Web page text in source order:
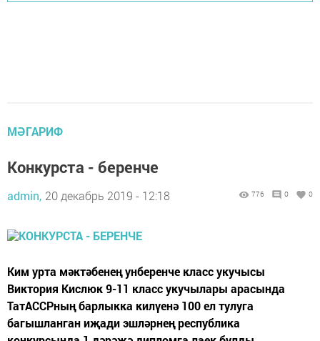
МӘГАРИФ
Конкурста - беренче
admin, 20 декабрь 2019 - 12:18 776 0 0
Ким урта мәктәбенең унберенче класс укучысы
Виктория Кислюк 9-11 класс укучылары арасында
ТатАССРның барлыкка килүенә 100 ел тулуга
багышланган иҗади эшләрнең республика